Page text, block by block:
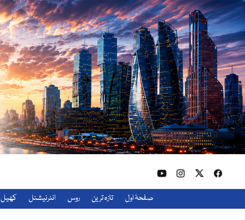
صفحۂ اول تازہ ترین روس انٹرنیشنل کھیل